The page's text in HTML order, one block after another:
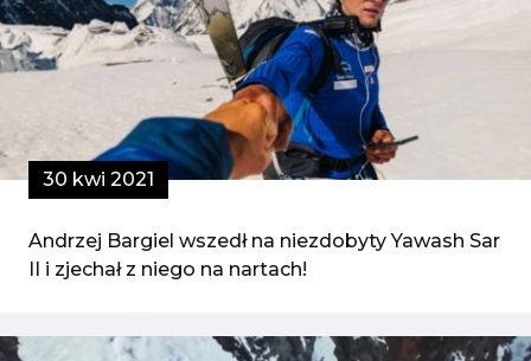
30 kwi 2021
Andrzej Bargiel wszedł na niezdobyty Yawash Sar
II i zjechał z niego na nartach!